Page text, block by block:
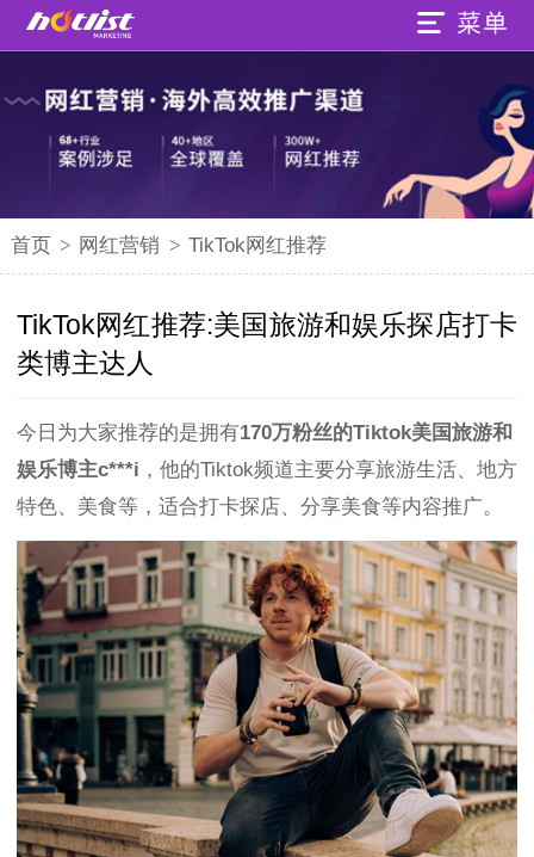
首页 > 网红营销 > TikTok网红推荐
TikTok网红推荐:美国旅游和娱乐探店打卡
类博主达人
今日为大家推荐的是拥有170万粉丝的Tiktok美国旅游和
娱乐博主c***i ，他的Tiktok频道主要分享旅游生活、地方
特色、美食等，适合打卡探店、分享美食等内容推广。